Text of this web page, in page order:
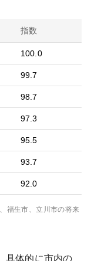
指数
100.0
99.7
98.7
97.3
95.5
93.7
92.0
福生市、立川市の将来
具体的に市内の